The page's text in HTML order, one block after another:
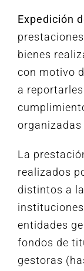
Expedición
bienes
con motivo
a
organizadas
La
realizados
distintos a
entidades
fondos de
gestoras